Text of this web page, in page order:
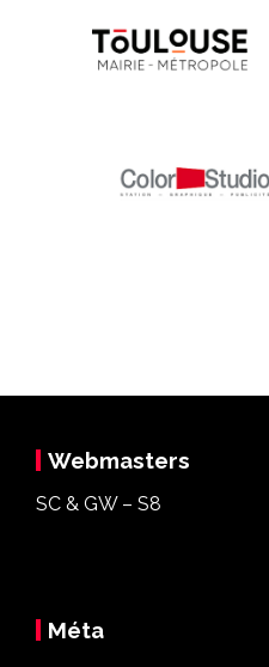
Webmasters
SC & GW – S8
Méta